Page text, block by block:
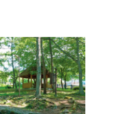
その他施設 ごはん